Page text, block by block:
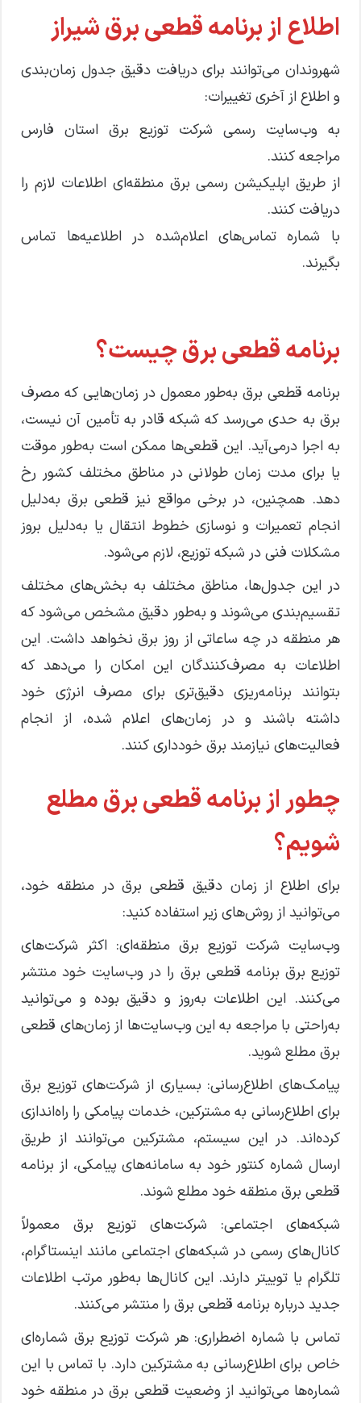
اطلاع از برنامه قطعی برق شیراز
شهروندان می‌توانند برای دریافت دقیق جدول زمان‌بندی
و اطلاع از آخری تغییرات:
به وب‌سایت رسمی شرکت توزیع برق استان فارس
مراجعه کنند.
از طریق اپلیکیشن رسمی برق منطقه‌ای اطلاعات لازم را
دریافت کنند.
با شماره تماس‌های اعلام‌شده در اطلاعیه‌ها تماس
بگیرند.
برنامه قطعی برق چیست؟
برنامه قطعی برق به‌طور معمول در زمان‌هایی که مصرف
برق به حدی می‌رسد که شبکه قادر به تأمین آن نیست،
به اجرا درمی‌آید. این قطعی‌ها ممکن است به‌طور موقت
یا برای مدت زمان طولانی در مناطق مختلف کشور رخ
دهد. همچنین، در برخی مواقع نیز قطعی برق به‌دلیل
انجام تعمیرات و نوسازی خطوط انتقال یا به‌دلیل بروز
مشکلات فنی در شبکه توزیع، لازم می‌شود.
در این جدول‌ها، مناطق مختلف به بخش‌های مختلف
تقسیم‌بندی می‌شوند و به‌طور دقیق مشخص می‌شود که
هر منطقه در چه ساعاتی از روز برق نخواهد داشت. این
اطلاعات به مصرف‌کنندگان این امکان را می‌دهد که
بتوانند برنامه‌ریزی دقیق‌تری برای مصرف انرژی خود
داشته باشند و در زمان‌های اعلام شده، از انجام
فعالیت‌های نیازمند برق خودداری کنند.
چطور از برنامه قطعی برق مطلع
شویم؟
برای اطلاع از زمان دقیق قطعی برق در منطقه خود،
می‌توانید از روش‌های زیر استفاده کنید:
وب‌سایت شرکت توزیع برق منطقه‌ای: اکثر شرکت‌های
توزیع برق برنامه قطعی برق را در وب‌سایت خود منتشر
می‌کنند. این اطلاعات به‌روز و دقیق بوده و می‌توانید
به‌راحتی با مراجعه به این وب‌سایت‌ها از زمان‌های قطعی
برق مطلع شوید.
پیامک‌های اطلاع‌رسانی: بسیاری از شرکت‌های توزیع برق
برای اطلاع‌رسانی به مشترکین، خدمات پیامکی را راه‌اندازی
کرده‌اند. در این سیستم، مشترکین می‌توانند از طریق
ارسال شماره کنتور خود به سامانه‌های پیامکی، از برنامه
قطعی برق منطقه خود مطلع شوند.
شبکه‌های اجتماعی: شرکت‌های توزیع برق معمولاً
کانال‌های رسمی در شبکه‌های اجتماعی مانند اینستاگرام،
تلگرام یا توییتر دارند. این کانال‌ها به‌طور مرتب اطلاعات
جدید درباره برنامه قطعی برق را منتشر می‌کنند.
تماس با شماره اضطراری: هر شرکت توزیع برق شماره‌ای
خاص برای اطلاع‌رسانی به مشترکین دارد. با تماس با این
شماره‌ها می‌توانید از وضعیت قطعی برق در منطقه خود